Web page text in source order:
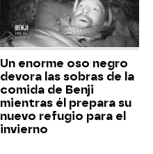
Un enorme oso negro
devora las sobras de la
comida de Benji
mientras él prepara su
nuevo refugio para el
invierno